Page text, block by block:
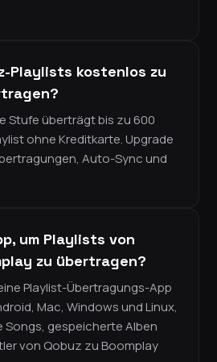
Playlists kostenlos zu
Stufe überträgt bis zu 600
ohne Kreditkarte. Upgrade
Auto-Sync und
um Playlists von
zu übertragen?
Playlist-Übertragungs-App
Mac, Windows und Linux,
Songs, gespeicherte Alben
von Qobuz zu Boomplay